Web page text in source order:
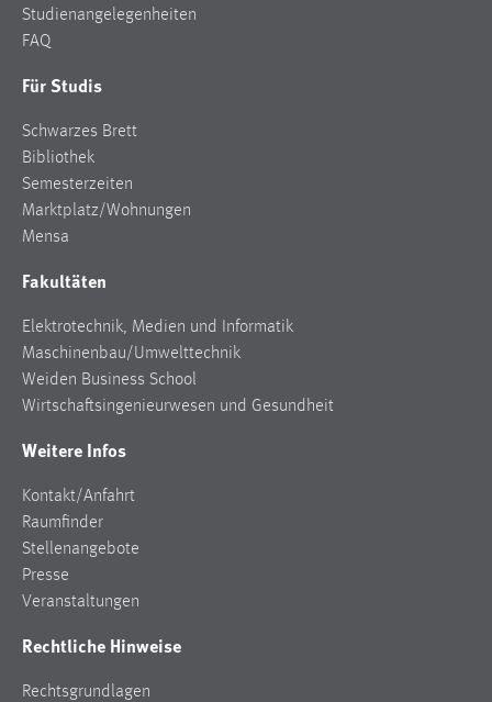
Studienangelegenheiten
FAQ
Für Studis
Schwarzes Brett
Bibliothek
Semesterzeiten
Marktplatz/Wohnungen
Mensa
Fakultäten
Elektrotechnik, Medien und Informatik
Maschinenbau/Umwelttechnik
Weiden Business School
Wirtschaftsingenieurwesen und Gesundheit
Weitere Infos
Kontakt/Anfahrt
Raumfinder
Stellenangebote
Presse
Veranstaltungen
Rechtliche Hinweise
Rechtsgrundlagen